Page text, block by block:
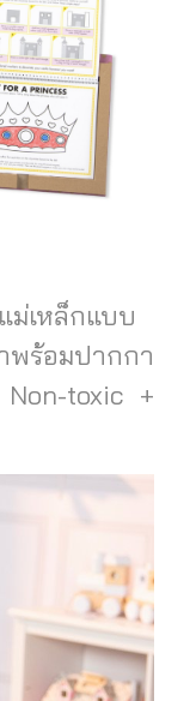
ม่เหล็กแบบ
ร้อมปากกา
toxic +